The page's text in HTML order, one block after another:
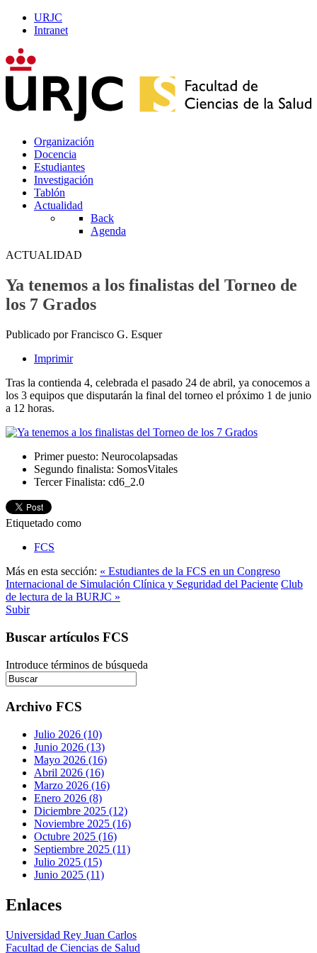
URJC
Intranet
Organización
Docencia
Estudiantes
Investigación
Tablón
Actualidad
Back
Agenda
ACTUALIDAD
Ya tenemos a los finalistas del Torneo de
los 7 Grados
Publicado por Francisco G. Esquer
Imprimir
Tras la contienda 4, celebrada el pasado 24 de abril, ya conocemos a
los 3 equipos que disputarán la final del torneo el próximo 1 de junio
a 12 horas.
Primer puesto: Neurocolapsadas
Segundo finalista: SomosVitales
Tercer Finalista: cd6_2.0
Etiquetado como
FCS
Más en esta sección: « Estudiantes de la FCS en un Congreso
Internacional de Simulación Clínica y Seguridad del Paciente Club
de lectura de la BURJC »
Subir
Buscar artículos FCS
Introduce términos de búsqueda
Archivo FCS
Julio 2026 (10)
Junio 2026 (13)
Mayo 2026 (16)
Abril 2026 (16)
Marzo 2026 (16)
Enero 2026 (8)
Diciembre 2025 (12)
Noviembre 2025 (16)
Octubre 2025 (16)
Septiembre 2025 (11)
Julio 2025 (15)
Junio 2025 (11)
Enlaces
Universidad Rey Juan Carlos
Facultad de Ciencias de Salud